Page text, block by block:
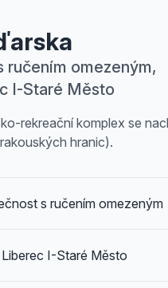
ručením omezeným,
I-Staré Město
rekreační komplex se
hranic).
s ručením omezeným
I-Staré Město